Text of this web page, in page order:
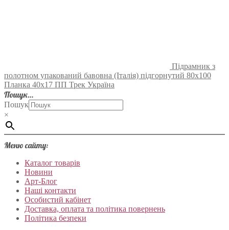
Підрамник з
полотном упакований бавовна (Італія) підгорнутий 80х100
Планка 40х17 ПП Трек Україна
Пошук…
Пошук
×
Меню сайту:
Каталог товарів
Новини
Арт-Блог
Наші контакти
Особистий кабінет
Доставка, оплата та політика повернень
Політика безпеки